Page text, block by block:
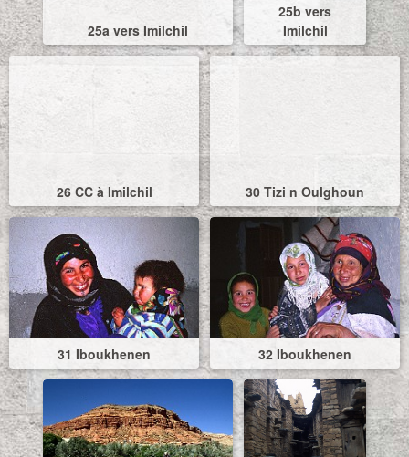
25a vers Imilchil
25b vers
Imilchil
26 CC à Imilchil 30 Tizi n Oulghoun
31 Iboukhenen 32 Iboukhenen